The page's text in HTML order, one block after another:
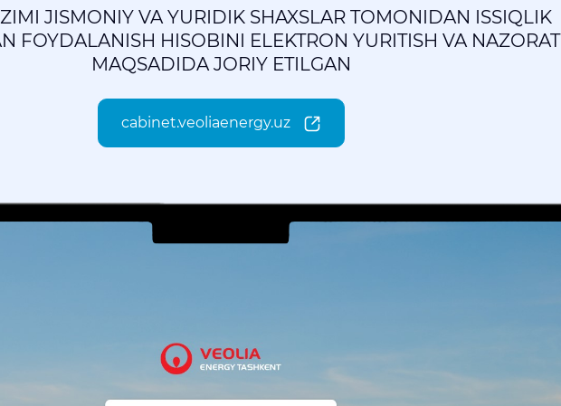
JISMONIY VA YURIDIK SHAXSLAR TOMONIDAN ISSIQLIK
FOYDALANISH HISOBINI ELEKTRON YURITISH VA NAZORAT
MAQSADIDA JORIY ETILGAN
cabinet.veoliaenergy.uz